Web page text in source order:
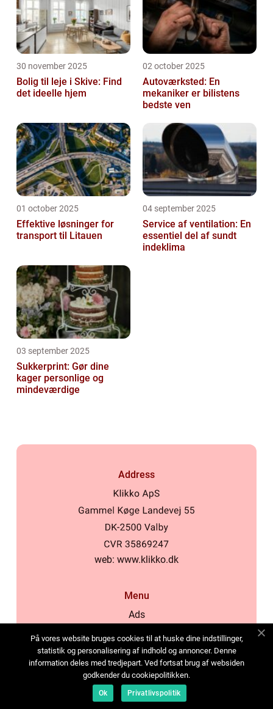
30 november 2025
Bolig til leje i Skive: Find
det ideelle hjem
02 october 2025
Autoværksted: En
mekaniker er bilistens
bedste ven
01 october 2025
Effektive løsninger for
transport til Litauen
04 september 2025
Service af ventilation: En
essentiel del af sundt
indeklima
03 september 2025
Sukkerprint: Gør dine
kager personlige og
mindeværdige
Address
web: www.klikko.dk
Menu
Ads
Cookies
Contact
Sitemap
På vores website bruges cookies til at huske dine indstillinger,
statistik og personalisering af indhold og annoncer. Denne
information deles med tredjepart. Ved fortsat brug af websiden
godkender du cookiepolitikken.
Ok Privatlivspolitik